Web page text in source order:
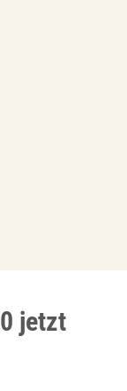
jetzt